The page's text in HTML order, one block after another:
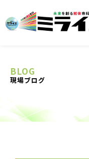
BLOG
現場ブログ